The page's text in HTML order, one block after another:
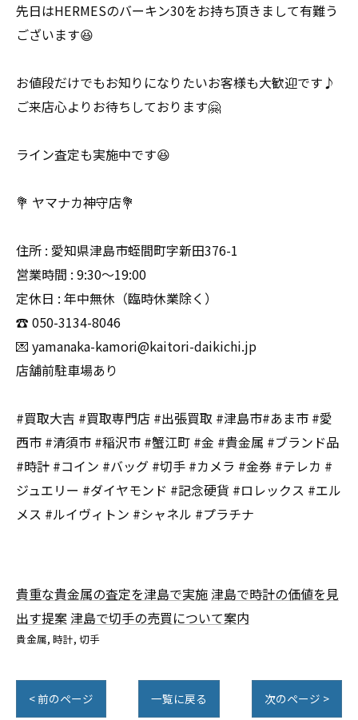
先日はHERMESのバーキン30をお持ち頂きまして有難う
ございます😆
お値段だけでもお知りになりたいお客様も大歓迎です♪
ご来店心よりお待ちしております🤗
ライン査定も実施中です😆
💐 ヤマナカ神守店💐
住所 : 愛知県津島市蛭間町字新田376-1
営業時間 : 9:30〜19:00
定休日 : 年中無休（臨時休業除く）
☎️ 050-3134-8046
💌 yamanaka-kamori@kaitori-daikichi.jp
店舗前駐車場あり
#買取大吉 #買取専門店 #出張買取 #津島市#あま市 #愛
西市 #清須市 #稲沢市 #蟹江町 #金 #貴金属 #ブランド品
#時計 #コイン #バッグ #切手 #カメラ #金券 #テレカ #
ジュエリー #ダイヤモンド #記念硬貨 #ロレックス #エル
メス #ルイヴィトン #シャネル #プラチナ
貴重な貴金属の査定を津島で実施 津島で時計の価値を見
出す提案 津島で切手の売買について案内
貴金属 時計 切手
< 前のページ 一覧に戻る 次のページ >